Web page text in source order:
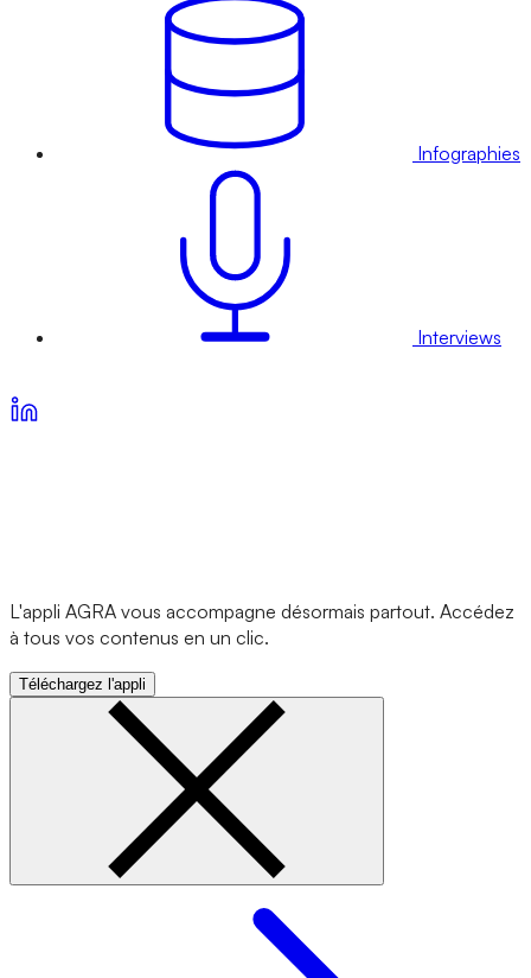
Infographies
Interviews
L'appli AGRA vous accompagne désormais partout. Accédez
à tous vos contenus en un clic.
Téléchargez l'appli